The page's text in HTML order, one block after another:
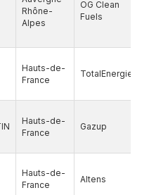
Rhône-
Alpes
OG Clean
Fuels
Hauts-de-
France
TotalEnergies
Hauts-de-
France
Gazup
Hauts-de-
France
Altens